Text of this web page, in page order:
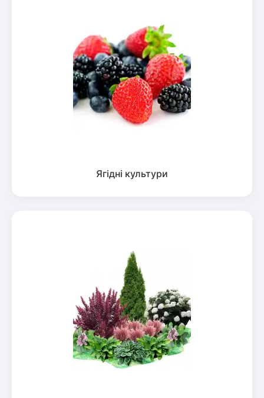
Ягідні культури